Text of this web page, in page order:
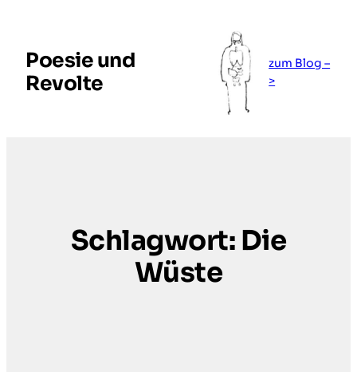
springen
Poesie und
Revolte
zum Blog –
>
Schlagwort: Die
Wüste